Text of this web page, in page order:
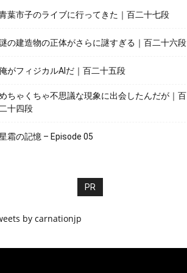
葉市子のライブに行ってきた｜百二十七段
の建造物の正体がさらに謎すぎる｜百二十六段
がフィジカルAIだ｜百二十五段
ちゃくちゃ不思議な現象に出会したんだが｜百
十四段
霜の記憶 – Episode 05
PR
by carnationjp